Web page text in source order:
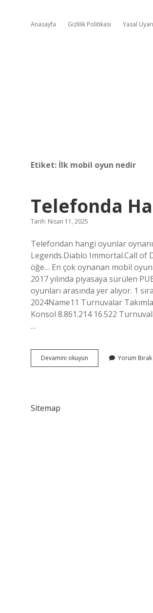
Anasayfa Gizlilik Politikası Yasal Uyarı
Etiket: İlk mobil oyun nedir
Telefonda
Tarih: Nisan 11, 2025
Telefondan hangi oyunlar
Legends.Diablo Immortal.Call of
öğe… En çok oynanan mobil
2017 yılında piyasaya sürülen
oyunları arasında yer alıyor. 1
2024Name11 Turnuvalar
Konsol 8.861.214 16.522
…
Devamını okuyun Telefonda
Hangi
Yorum Bırak
Sitemap